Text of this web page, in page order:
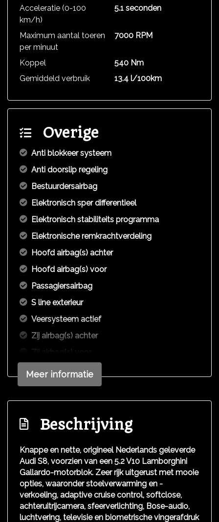
Acceleratie (0-100
km/h)
5.1 seconden
Maximum aantal toeren
per minuut
7000 RPM
Koppel
540 Nm
Gemiddeld verbruik
13.4 l/100km
Overige
Anti blokkeer systeem
Anti doorslip regeling
Bestuurdersairbag
Elektronisch sper differentieel
Elektronisch stabiliteits programma
Elektronische remkrachtverdeling
Hoofd airbag(s) achter
Hoofd airbag(s) voor
Passagiersairbag
S line exterieur
Veersysteem actief
Zij airbag(s) achter
Zij airbag(s) voor
Exterieur
Buitenspiegel(s) automatisch dimmend
Buitenspiegels elektrisch inklapbaar
Centrale vergrendeling met afstandsbediening
Koplampen adaptief
Koplampreiniging
Lichtmetalen velgen 20"
Meer informatie
Beschrijving
Knappe en nette, origineel Nederlands geleverde
Audi S8, voorzien van een 5.2 V10 Lamborghini
Gallardo-motorblok. Zeer rijk uitgerust met mooie
opties, waaronder stoelverwarming en -
verkoeling, adaptive cruise control, softclose,
achteruitrijcamera, sfeerverlichting, Bose-audio,
luchtvering, televisie en biometrische vingerafdruk